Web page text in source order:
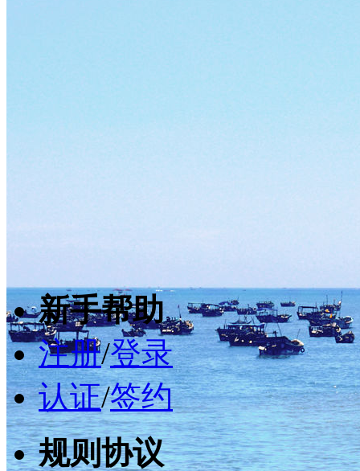
新手帮助
注册/登录
认证/签约
规则协议